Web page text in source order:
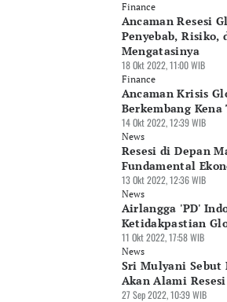
Finance
Ancaman Resesi
Penyebab, Risiko,
Mengatasinya
18 Okt 2022, 11:00 WIB
Finance
Ancaman Krisis
Berkembang
14 Okt 2022, 12:39 WIB
News
Resesi di Depan
Fundamental
13 Okt 2022, 12:36 WIB
News
Airlangga 'PD'
Ketidakpastian
11 Okt 2022, 17:58 WIB
News
Sri Mulyani Sebut
Akan Alami
27 Sep 2022, 10:39 WIB